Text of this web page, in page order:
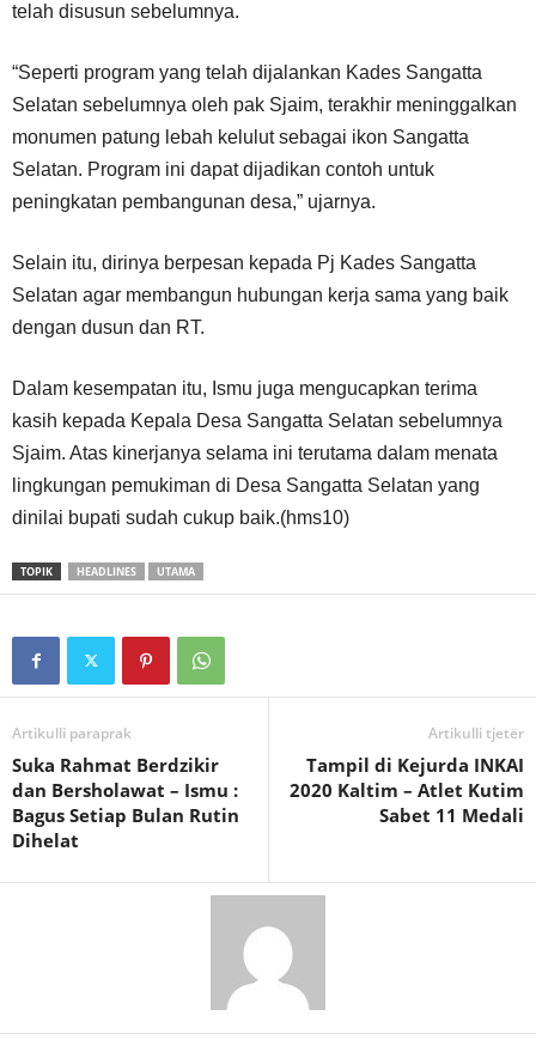
telah disusun sebelumnya.
“Seperti program yang telah dijalankan Kades Sangatta
Selatan sebelumnya oleh pak Sjaim, terakhir meninggalkan
monumen patung lebah kelulut sebagai ikon Sangatta
Selatan. Program ini dapat dijadikan contoh untuk
peningkatan pembangunan desa,” ujarnya.
Selain itu, dirinya berpesan kepada Pj Kades Sangatta
Selatan agar membangun hubungan kerja sama yang baik
dengan dusun dan RT.
Dalam kesempatan itu, Ismu juga mengucapkan terima
kasih kepada Kepala Desa Sangatta Selatan sebelumnya
Sjaim. Atas kinerjanya selama ini terutama dalam menata
lingkungan pemukiman di Desa Sangatta Selatan yang
dinilai bupati sudah cukup baik.(hms10)
TOPIK HEADLINES UTAMA
Artikulli paraprak
Suka Rahmat Berdzikir
dan Bersholawat – Ismu :
Bagus Setiap Bulan Rutin
Dihelat
Artikulli tjetër
Tampil di Kejurda INKAI
2020 Kaltim – Atlet Kutim
Sabet 11 Medali